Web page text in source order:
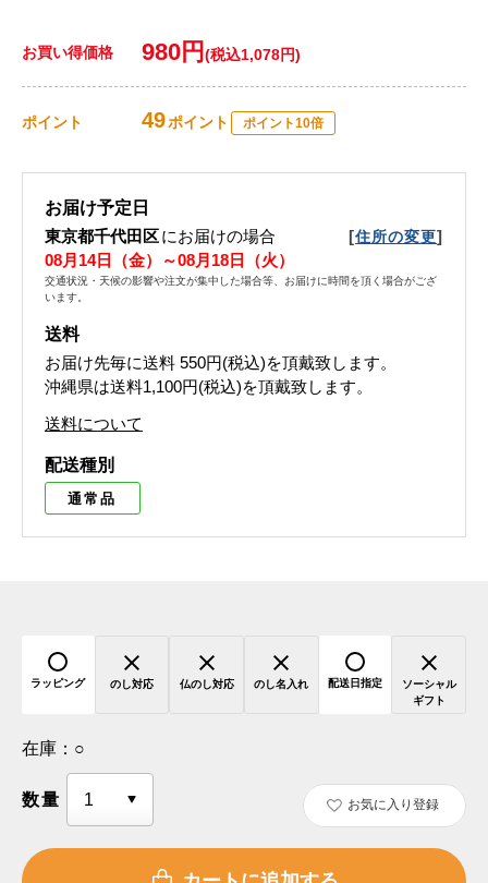
お買い得価格 980円 (税込1,078円)
ポイント 49ポイント ポイント10倍
お届け予定日
東京都千代田区にお届けの場合 [住所の変更]
08月14日（金）～08月18日（火）
交通状況・天候の影響や注文が集中した場合等、お届けに時間を頂く場合がござ
います。
送料
お届け先毎に送料 550円(税込)を頂戴致します。
沖縄県は送料1,100円(税込)を頂戴致します。
送料について
配送種別
通常品
ラッピング のし対応 仏のし対応 のし名入れ 配送日指定
ソーシャル
ギフト
在庫： ○
数量 お気に入り登録